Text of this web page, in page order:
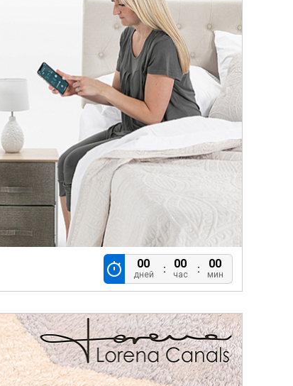
00
дней
00
час
00
мин